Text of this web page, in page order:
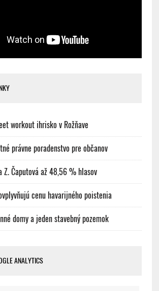
workout ihrisko v Rožňave
právne poradenstvo pre občanov
Z. Čaputová až 48,56 % hlasov
cenu havarijného poistenia
domy a jeden stavebný pozemok
ANALYTICS